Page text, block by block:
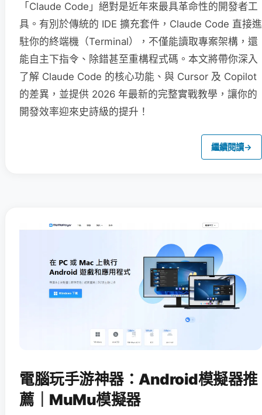
「Claude Code」絕對是近年來最具革命性的開發者工
具。有別於傳統的 IDE 擴充套件，Claude Code 直接進
駐你的終端機（Terminal），不僅能讀取專案架構，還
能自主下指令、除錯甚至重構程式碼。本文將帶你深入
了解 Claude Code 的核心功能、與 Cursor 及 Copilot
的差異，並提供 2026 年最新的完整實戰教學，讓你的
開發效率迎來史詩級的提升！
繼續閱讀→
電腦玩手游神器：Android模擬器推
薦｜MuMu模擬器